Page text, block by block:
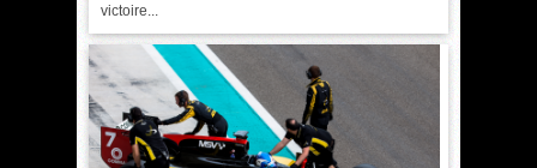
victoire...